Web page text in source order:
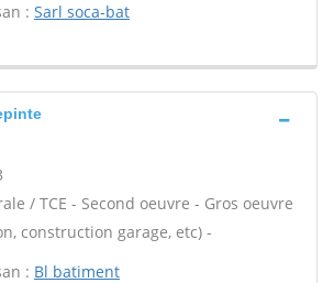
: Sarl soca-bat
/ TCE - Second oeuvre - Gros oeuvre
construction garage, etc) -
: Bl batiment